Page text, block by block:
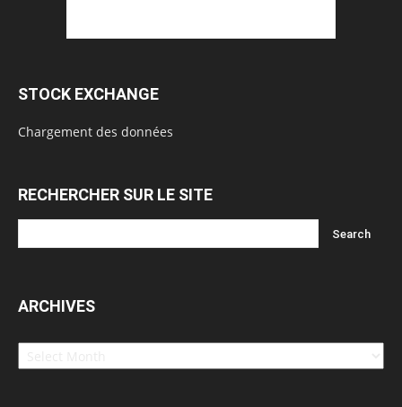
STOCK EXCHANGE
Chargement des données
RECHERCHER SUR LE SITE
ARCHIVES
Archives